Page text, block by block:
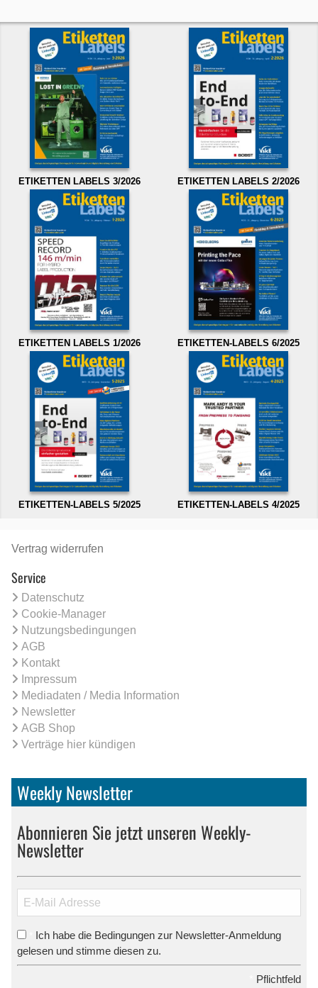
ETIKETTEN LABELS 3/2026 ETIKETTEN LABELS 2/2026
ETIKETTEN LABELS 1/2026 ETIKETTEN-LABELS 6/2025
ETIKETTEN-LABELS 5/2025 ETIKETTEN-LABELS 4/2025
Vertrag widerrufen
Service
Datenschutz
Cookie-Manager
Nutzungsbedingungen
AGB
Kontakt
Impressum
Mediadaten / Media Information
Newsletter
AGB Shop
Verträge hier kündigen
Weekly Newsletter
Abonnieren Sie jetzt unseren Weekly-
Newsletter
Ich habe die Bedingungen zur Newsletter-Anmeldung
gelesen und stimme diesen zu.
Pflichtfeld